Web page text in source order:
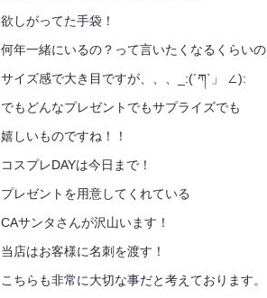
欲しがってた手袋！
何年一緒にいるの？って言いたくなるくらいの
サイズ感で大き目ですが、、、_:(´ཀ`」 ∠):
でもどんなプレゼントでもサプライズでも
嬉しいものですね！！
コスプレDAYは今日まで！
プレゼントを用意してくれている
CAサンタさんが沢山います！
当店はお客様に名刺を渡す！
こちらも非常に大切な事だと考えております。